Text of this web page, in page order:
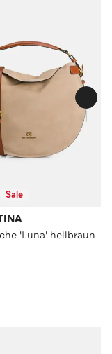
Sale
'Luna' hellbraun